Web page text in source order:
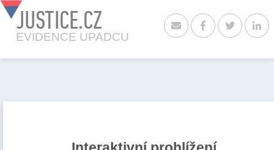
JUSTICE.CZ
EVIDENCE UPADCU